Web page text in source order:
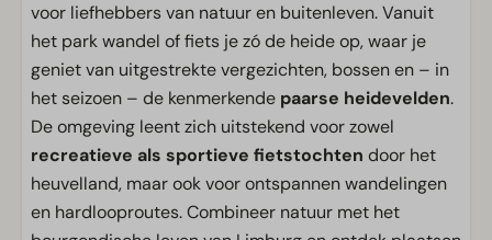
voor liefhebbers van natuur en buitenleven. Vanuit
het park wandel of fiets je zó de heide op, waar je
geniet van uitgestrekte vergezichten, bossen en – in
het seizoen – de kenmerkende paarse heidevelden.
De omgeving leent zich uitstekend voor zowel
recreatieve als sportieve fietstochten door het
heuvelland, maar ook voor ontspannen wandelingen
en hardlooproutes. Combineer natuur met het